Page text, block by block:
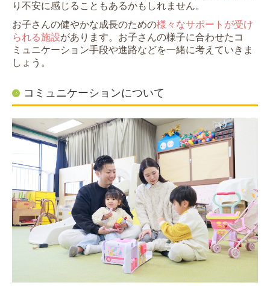
り不安に感じることもあるかもしれません。
お子さんの健やかな成長のための様々なサポートが受け
られる施設があります。お子さんの様子に合わせたコ
ミュニケーション手段や進路などを一緒に考えていきま
しょう。
コミュニケーションについて